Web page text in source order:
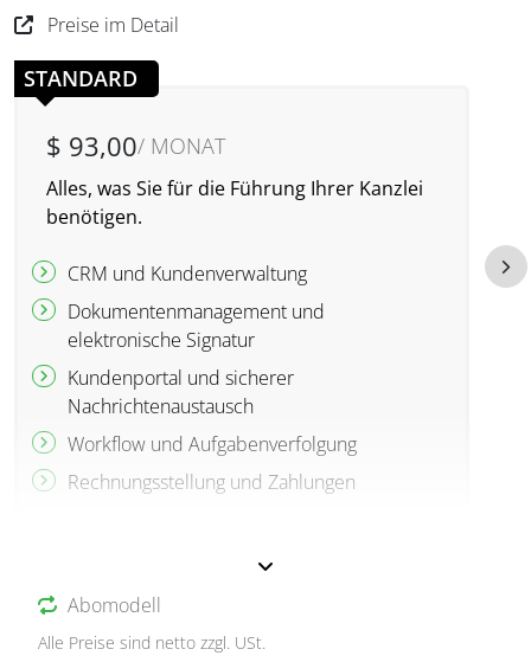
Preise im Detail
STANDARD
$ 93,00/ MONAT
Alles, was Sie für die Führung Ihrer Kanzlei
benötigen.
CRM und Kundenverwaltung
Dokumentenmanagement und
elektronische Signatur
Kundenportal und sicherer
Nachrichtenaustausch
Workflow und Aufgabenverfolgung
Rechnungsstellung und Zahlungen
Abomodell
Alle Preise sind netto zzgl. USt.